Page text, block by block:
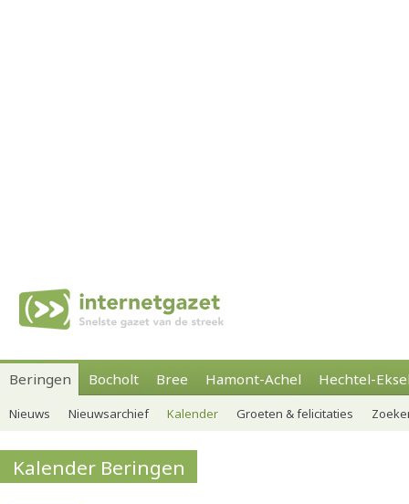
Beringen Bocholt Bree Hamont-Achel Hechtel-
Nieuws Nieuwsarchief Kalender Groeten & felicitaties
Kalender Beringen